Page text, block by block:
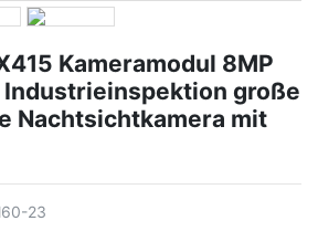
Kameramodul 8MP
Industrieinspektion große
Nachtsichtkamera mit
23